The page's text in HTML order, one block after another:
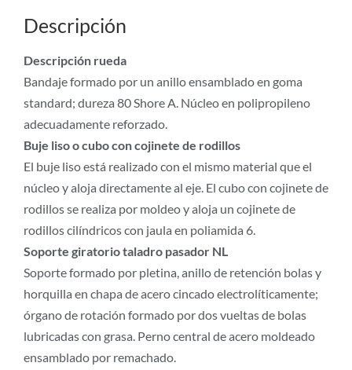
Descripción
Descripción rueda
Bandaje formado por un anillo ensamblado en goma
standard; dureza 80 Shore A. Núcleo en polipropileno
adecuadamente reforzado.
Buje liso o cubo con cojinete de rodillos
El buje liso está realizado con el mismo material que el
núcleo y aloja directamente al eje. El cubo con cojinete de
rodillos se realiza por moldeo y aloja un cojinete de
rodillos cilíndricos con jaula en poliamida 6.
Soporte giratorio taladro pasador NL
Soporte formado por pletina, anillo de retención bolas y
horquilla en chapa de acero cincado electrolíticamente;
órgano de rotación formado por dos vueltas de bolas
lubricadas con grasa. Perno central de acero moldeado
ensamblado por remachado.